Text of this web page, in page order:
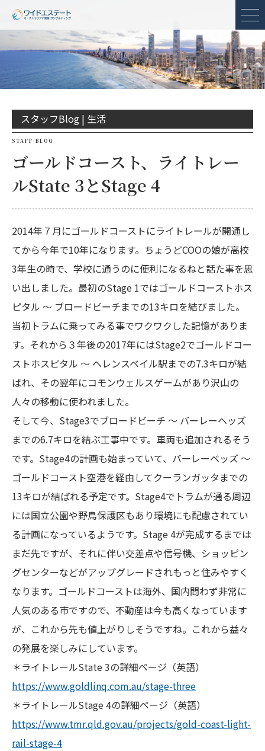
メ
スタッフBlog | 生活
STAFF BLOG
ゴールドコースト、ライトレー
ルState 3とStage 4
2014年７月にゴールドコーストにライトレールが開通し
てから今年で10年になります。ちょうどCOOの娘が高校
3年生の時で、学校に通うのに便利になるねと話た事を思
い出しました。最初のStage 1ではゴールドコーストホス
ピタル 〜 ブロードビーチまでの13キロを結びました。
当初トラムに乗ってみる事でワクワクした記憶がありま
す。それから３年後の2017年にはStage2でゴールドコー
ストホスピタル 〜 ヘレンスベイル駅までの7.3キロが結
ばれ、その翌年にコモンウェルスゲームがあり沢山の
人々の移動に使われました。
そして今、Stage3でブロードビーチ 〜 バーレーヘッズ
までの6.7キロを結ぶ工事中です。車両も追加されるそう
です。Stage4の計画も始まっていて、バーレーベッズ 〜
ゴールドコースト空港を経由してクーランガッタまでの
13キロが結ばれる予定です。Stage4でトラムが通る周辺
には国立公園や野鳥保護区もあり環境にも配慮されてい
る計画になっているようです。Stage 4が完成するまでは
まだ先ですが、それに伴い交差点や信号機、ショッピン
グセンターなどがアップグレードされもっと住みやすく
なります。ゴールドコーストは海外、国内問わず非常に
人気のある市ですので、不動産は今も高くなっています
が、これから先も値上がりしそうですね。これから益々
の発展を楽しみにしています。
＊ライトレールState 3の詳細ページ（英語）
https://www.goldlinq.com.au/stage-three
＊ライトレールStage 4の詳細ページ（英語）
https://www.tmr.qld.gov.au/projects/gold-coast-light-
rail-stage-4